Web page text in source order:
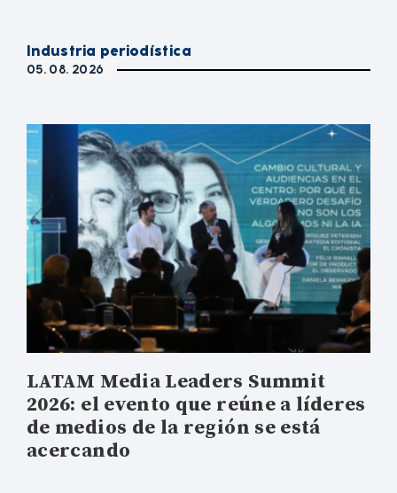
Industria periodística
05. 08. 2026
LATAM Media Leaders Summit
2026: el evento que reúne a líderes
de medios de la región se está
acercando